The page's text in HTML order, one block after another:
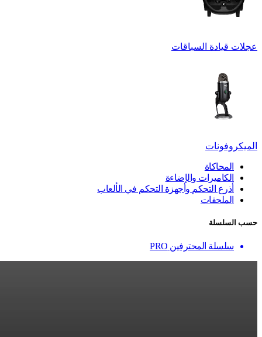
عجلات قيادة السباقات
الميكروفونات
المحاكاة
الكاميرات والإضاءة
أذرع التحكم وأجهزة التحكم في الألعاب
الملحقات
حسب السلسلة
سلسلة المحترفين PRO